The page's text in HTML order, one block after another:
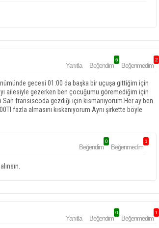
Yanıtla Beğendim
6
Beğenmedim
2
gecesi 01:00 da başka bir uçuşa gittiğim için
ailesiyle gezerken ben çocuğumu göremediğim için
fransiscoda gezdiği için kısmanıyorum.Her ay ben
fazla almasını kıskanıyorum.Aynı şirkette böyle
Beğendim
0
Beğenmedim
1
Yanıtla Beğendim
0
Beğenmedim
1